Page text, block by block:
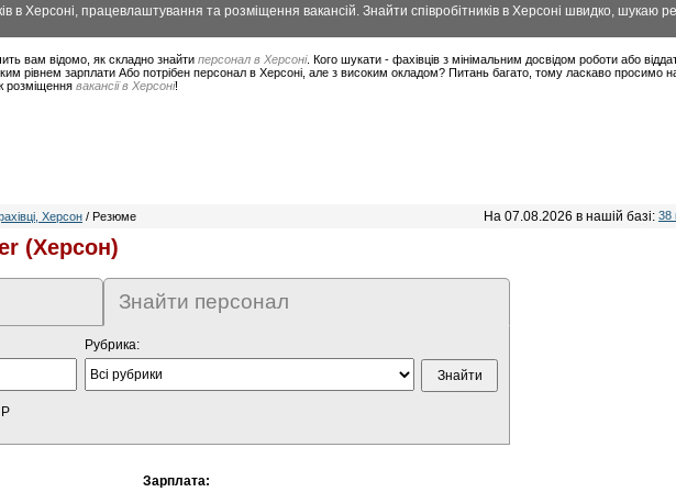
в Херсоні, працевлаштування та розміщення вакансій. Знайти співробітників в Херсоні швидко, шукаю
вам відомо, як складно знайти персонал в Херсоні. Кого шукати - фахівців з мінімальним досвідом роботи або
рівнем зарплати Або потрібен персонал в Херсоні, але з високим окладом? Питань багато, тому ласкаво просимо
розміщення вакансії в Херсоні!
Херсон / Резюме На 07.08.2026 в нашій базі: 38
(Херсон)
Знайти персонал
Рубрика:
Зарплата: